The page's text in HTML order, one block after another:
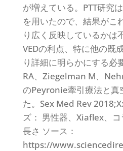
が増えている。PTT研究
を用いたので、結果がこ
り広く反映しているかは
VEDの利点、特に他の既
り詳細に明らかにする必
RA、Ziegelman M、
のPeyronie牽引療法と真
た。Sex Med Rev
ズ： 男性器、Xiaflex、コ
長さ ソース：
https://